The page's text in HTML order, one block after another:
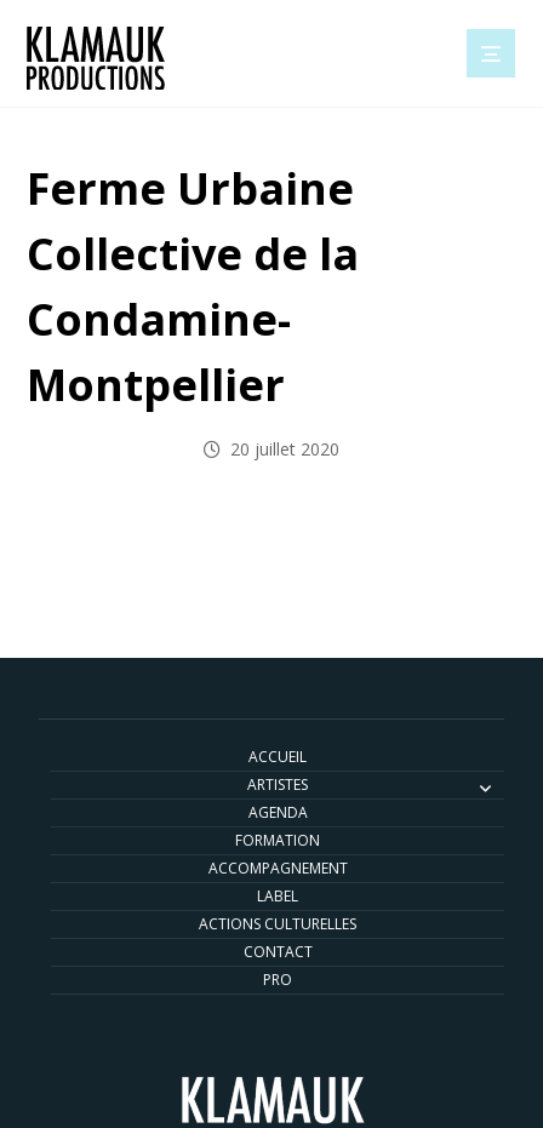
Ferme Urbaine
Collective de la
Condamine-
Montpellier
20 juillet 2020
ACCUEIL
ARTISTES
AGENDA
FORMATION
ACCOMPAGNEMENT
LABEL
ACTIONS CULTURELLES
CONTACT
PRO